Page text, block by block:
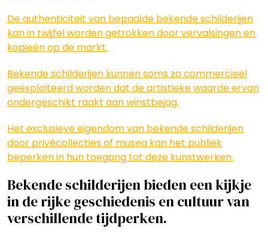
De authenticiteit van bepaalde bekende schilderijen
kan in twijfel worden getrokken door vervalsingen en
kopieën op de markt.
Bekende schilderijen kunnen soms zo commercieel
geëxploiteerd worden dat de artistieke waarde ervan
ondergeschikt raakt aan winstbejag.
Het exclusieve eigendom van bekende schilderijen
door privécollecties of musea kan het publiek
beperken in hun toegang tot deze kunstwerken.
Bekende schilderijen bieden een kijkje
in de rijke geschiedenis en cultuur van
verschillende tijdperken.